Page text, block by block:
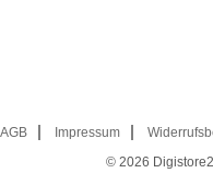
AGB Impressum
© 2026